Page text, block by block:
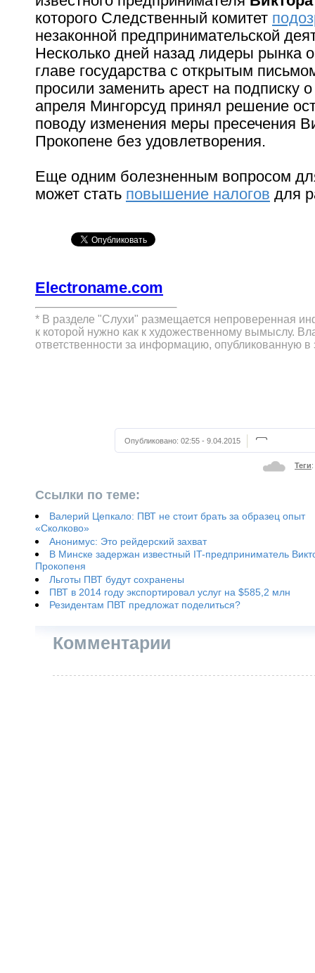
которого Следственный комитет
незаконной предпринимательской
Несколько дней назад лидеры рынка
главе государства с открытым
просили заменить арест на подписку
апреля Мингорсуд принял решение
поводу изменения меры пресечения
Прокопене без удовлетворения.
Еще одним болезненным вопросом
может стать повышение налогов для
Electroname.com
* В разделе "Слухи" размещается непроверенная
к которой нужно как к художественному вымыслу.
ответственности за информацию, опубликованную в
Опубликовано: 02:55 - 9.04.2015
Теги:
Ссылки по теме:
Валерий Цепкало: ПВТ не стоит брать за образец опыт
«Сколково»
Анонимус: Это рейдерский захват
В Минске задержан известный IT-предприниматель
Прокопеня
Льготы ПВТ будут сохранены
ПВТ в 2014 году экспортировал услуг на $585,2 млн
Резидентам ПВТ предложат поделиться?
Комментарии